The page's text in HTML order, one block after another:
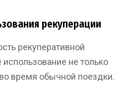
рекуперации
рекуперативной
не только
время обычной поездки.